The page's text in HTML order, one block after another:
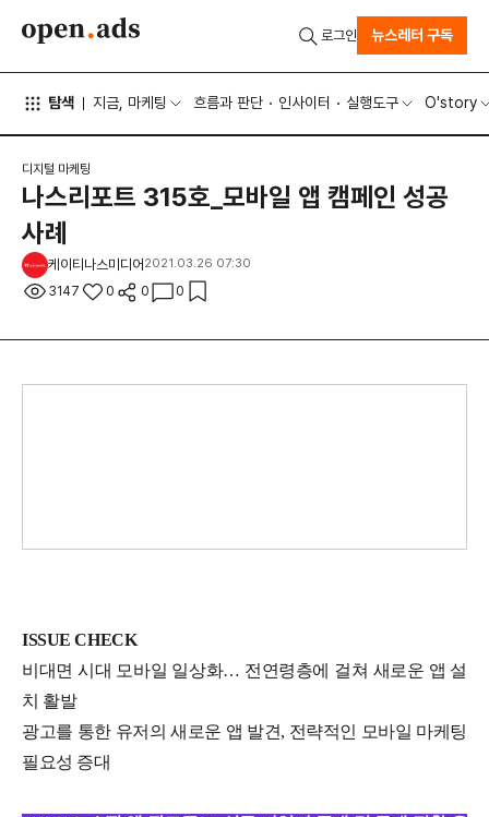
탐색 지금, 마케팅 흐름과 판단 인사이터 실행도구 O'story
로그인 뉴스레터 구독
디지털 마케팅
나스리포트 315호_모바일 앱 캠페인 성공
사례
케이티나스미디어 2021.03.26 07:30
3147 0 0 0
ISSUE CHECK
비대면 시대 모바일 일상화… 전연령층에 걸쳐 새로운 앱 설
치 활발
광고를 통한 유저의 새로운 앱 발견, 전략적인 모바일 마케팅
필요성 증대